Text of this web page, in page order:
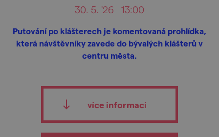
30. 5. '26 13:00
Putování po klášterech je komentovaná prohlídka,
která návštěvníky zavede do bývalých klášterů v
centru města.
více informací